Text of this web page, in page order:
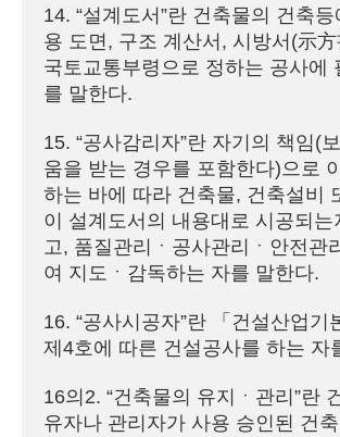
14. “설계도서”란 건축물의 건축
용 도면, 구조 계산서, 시방서(示方
국토교통부령으로 정하는 공사에
를 말한다.
15. “공사감리자”란 자기의 책임(
움을 받는 경우를 포함한다)으로
하는 바에 따라 건축물, 건축설비
이 설계도서의 내용대로 시공되는
고, 품질관리ㆍ공사관리ㆍ안전관
여 지도ㆍ감독하는 자를 말한다.
16. “공사시공자”란 「건설산업기
제4호에 따른 건설공사를 하는 자
16의2. “건축물의 유지ㆍ관리”란
유자나 관리자가 사용 승인된 건축